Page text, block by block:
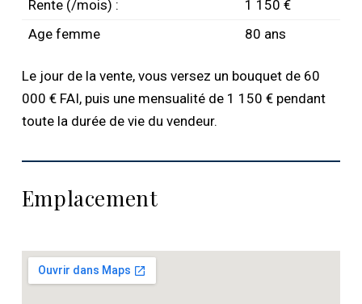
Rente (/mois) :
1 150 €
Age femme
80 ans
Le jour de la vente, vous versez un bouquet de 60
000 € FAI, puis une mensualité de 1 150 € pendant
toute la durée de vie du vendeur.
Emplacement